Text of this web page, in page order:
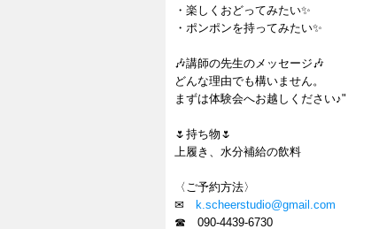
・楽しくおどってみたい✨
・ポンポンを持ってみたい✨
🎶講師の先生のメッセージ🎶
どんな理由でも構いません。
まずは体験会へお越しください♪"
🌷持ち物🌷
上履き、水分補給の飲料
〈ご予約方法〉
✉
k.scheerstudio@gmail.com
☎ 090-4439-6730